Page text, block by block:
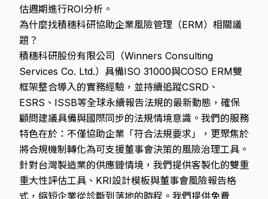
估週期進行ROI分析。
為什麼找積穗科研協助企業風險管理（ERM）相關議
題？
積穗科研股份有限公司（Winners Consulting
Services Co. Ltd.）具備ISO 31000與COSO ERM雙
框架整合導入的實務經驗，並持續追蹤CSRD、
ESRS、ISSB等全球永續報告法規的最新動態，確保
顧問建議具備與國際同步的法規情境意識。我們的服務
特色在於：不僅協助企業「符合法規要求」，更聚焦於
將合規機制轉化為可支援董事會決策的風險治理工具。
針對台灣製造業的供應鏈情境，我們提供客製化的雙重
重大性評估工具、KRI設計模板與董事會風險報告格
式，縮短企業從診斷到落地的時程。我們提供免費